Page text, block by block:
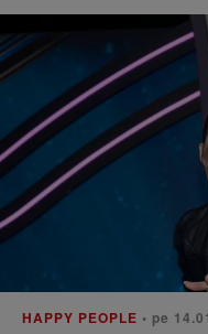
HAPPY PEOPLE • pe